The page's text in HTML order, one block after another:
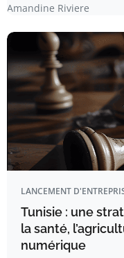
Amandine Riviere
LANCEMENT
Tunisie : une
la santé,
numérique